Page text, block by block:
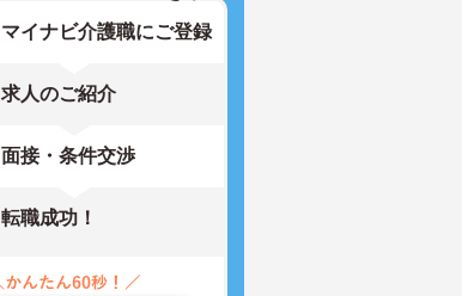
マイナビ介護職にご登録
求人のご紹介
面接・条件交渉
転職成功！